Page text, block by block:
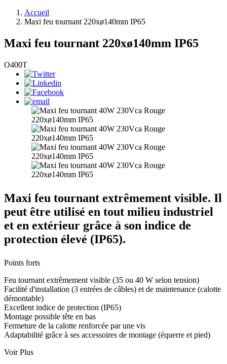
Accueil
Maxi feu tournant 220xø140mm IP65
Maxi feu tournant 220xø140mm IP65
O400T
Maxi feu tournant extrêmement visible. Il
peut être utilisé en tout milieu industriel
et en extérieur grâce à son indice de
protection élevé (IP65).
Points forts
Feu tournant extrêmement visible (35 ou 40 W selon tension)
Facilité d'installation (3 entrées de câbles) et de maintenance (calotte
démontable)
Excellent indice de protection (IP65)
Montage possible tête en bas
Fermeture de la calotte renforcée par une vis
Adaptabilité grâce à ses accessoires de montage (équerre et pied)
Voir Plus